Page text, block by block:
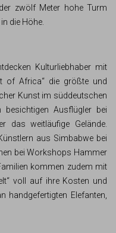
zwölf Meter hohe Turm
die Höhe.
Kulturliebhaber mit
of Africa“ die größte und
Kunst im süddeutschen
besichtigen Ausflügler bei
das weitläufige Gelände.
aus Simbabwe bei
bei Workshops Hammer
kommen zudem mit
voll auf ihre Kosten und
handgefertigten Elefanten,